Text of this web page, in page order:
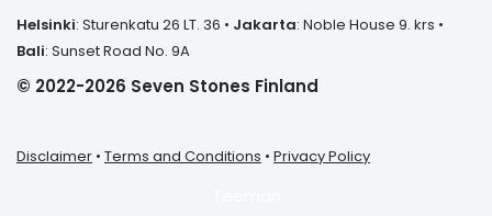
Helsinki: Sturenkatu 26 LT. 36 • Jakarta: Noble House 9. krs •
Bali: Sunset Road No. 9A
© 2022-2026 Seven Stones Finland
Disclaimer • Terms and Conditions • Privacy Policy